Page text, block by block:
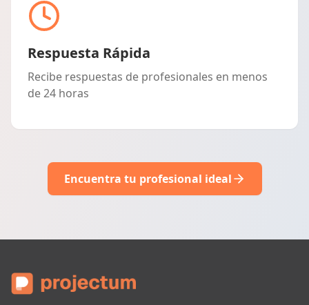
Respuesta Rápida
Recibe respuestas de profesionales en menos
de 24 horas
Encuentra tu profesional ideal